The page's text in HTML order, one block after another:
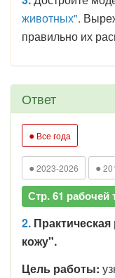
животных".
правильно их
Ответ
● Все года
● 2023-2026 ●
Стр. 61 рабочей
2.
кожу".
Цель работы: